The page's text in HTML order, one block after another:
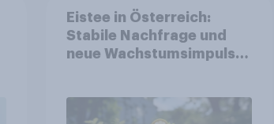
Eistee in Österreich:
Stabile Nachfrage und
neue Wachstumsimpulse